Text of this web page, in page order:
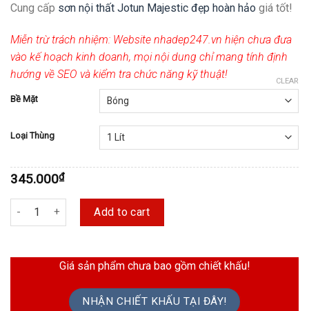
Cung cấp sơn nội thất Jotun Majestic đẹp hoàn hảo giá tốt!
Miễn trừ trách nhiệm: Website nhadep247.vn hiện chưa đưa
vào kế hoạch kinh doanh, mọi nội dung chỉ mang tính định
hướng về SEO và kiểm tra chức năng kỹ thuật!
Bề Mặt
Loại Thùng
CLEAR
345.000₫
Sơn Nội Thất Jotun Majestic Đẹp Hoàn Hảo Bóng/Mờ quantity
Add to cart
Giá sản phẩm chưa bao gồm chiết khấu!
NHẬN CHIẾT KHẤU TẠI ĐÂY!